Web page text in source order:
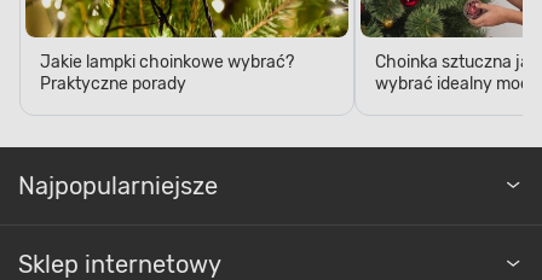
Jakie lampki choinkowe wybrać?
Praktyczne porady
Choinka sztuczna
wybrać idealny
Najpopularniejsze
Sklep internetowy